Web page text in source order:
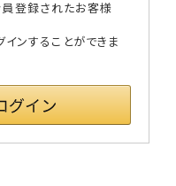
登録されたお客様
ンすることができま